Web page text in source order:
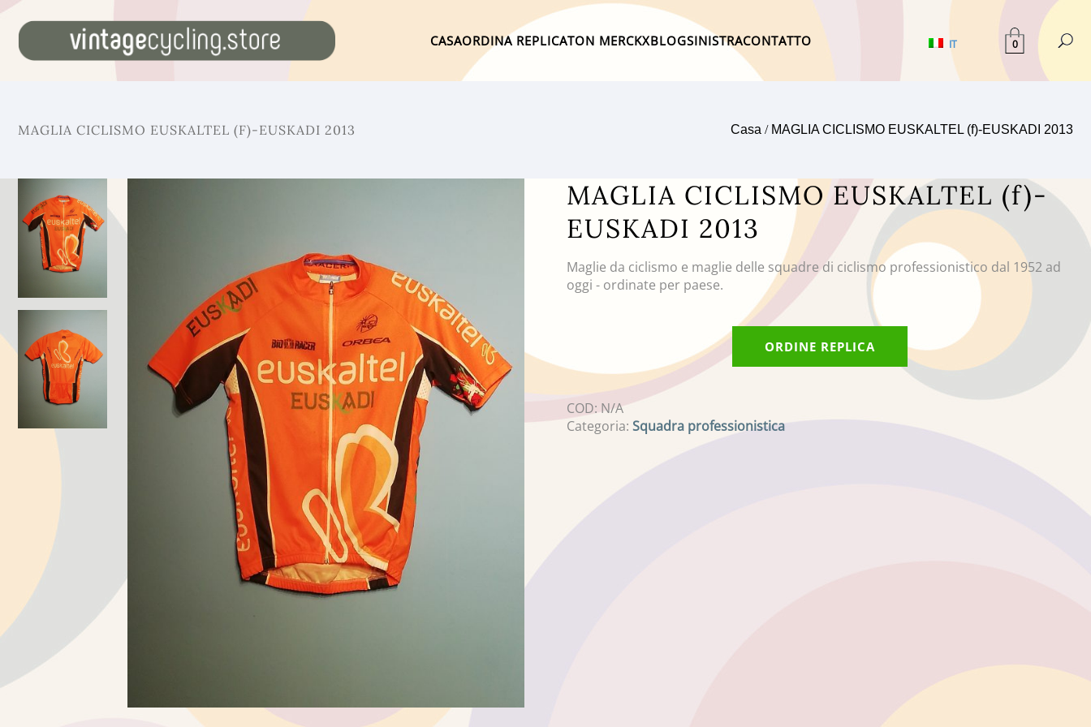
CASAORDINA REPLICATON MERCKXBLOGSINISTRACONTATTO IT 0
MAGLIA CICLISMO EUSKALTEL (F)-EUSKADI 2013 Casa / MAGLIA CICLISMO EUSKALTEL (f)-EUSKADI 2013
MAGLIA CICLISMO EUSKALTEL (f)-
EUSKADI 2013
Maglie da ciclismo e maglie delle squadre di ciclismo professionistico dal 1952 ad
oggi - ordinate per paese.
ORDINE REPLICA
COD: N/A
Categoria: Squadra professionistica